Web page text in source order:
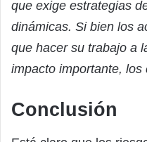
que exige estrategias
dinámicas. Si bien los
que hacer su trabajo a
impacto importante,
Conclusión